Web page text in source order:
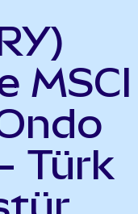
MSCI
Türk